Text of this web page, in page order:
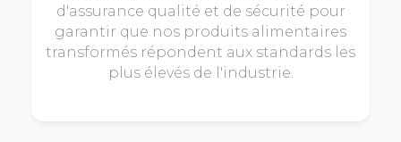
d'assurance qualité et de sécurité pour
garantir que nos produits alimentaires
transformés répondent aux standards les
plus élevés de l'industrie.